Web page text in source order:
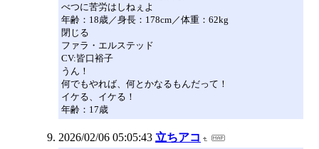
べつに苦労はしねぇよ
年齢：18歳／身長：178cm／体重：62kg
閉じる
ファラ・エルステッド
CV:皆口裕子
うん！
何でもやれば、何とかなるもんだって！
イケる、イケる！
年齢：17歳
2026/02/06 05:05:43 立ちアコ